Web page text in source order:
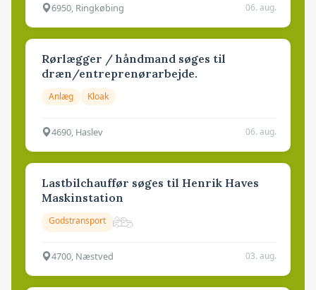
6950, Ringkøbing 06. aug.
Rørlægger / håndmand søges til
dræn/entreprenørarbejde.
Anlæg Kloak
4690, Haslev 06. aug.
Lastbilchauffør søges til Henrik Haves
Maskinstation
Godstransport
4700, Næstved 03. aug.